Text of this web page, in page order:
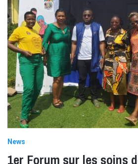
News
1er Forum sur les soins